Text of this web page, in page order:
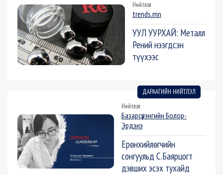
Нийтлэл
trends.mn
УУЛ УУРХАЙ: Металл
Рений нээгдсэн
түүхээс
ДАРААГИЙН НИЙТЛЭЛ
Нийтлэл
Базарсүрэнгийн Болор-
Эрдэнэ
Ерөнхийлөгчийн
сонгуульд С.Баярцогт
дэвших эсэх тухайд